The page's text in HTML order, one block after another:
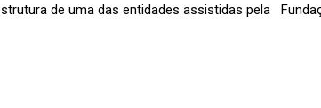
de uma das entidades assistidas pela